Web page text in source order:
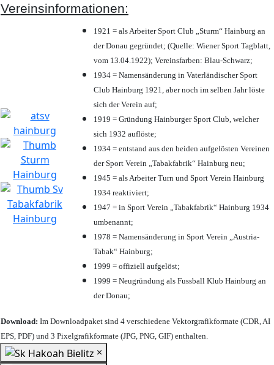
Vereinsinformationen:
1921 = als Arbeiter Sport Club „Sturm“ Hainburg an
der Donau gegründet; (Quelle: Wiener Sport Tagblatt,
vom 13.04.1922); Vereinsfarben: Blau-Schwarz;
1934 = Namensänderung in Vaterländischer Sport
Club Hainburg 1921, aber noch im selben Jahr löste
sich der Verein auf;
1919 = Gründung Hainburger Sport Club, welcher
sich 1932 auflöste;
1934 = entstand aus den beiden aufgelösten Vereinen
der Sport Verein „Tabakfabrik“ Hainburg neu;
1945 = als Arbeiter Turn und Sport Verein Hainburg
1934 reaktiviert;
1947 = in Sport Verein „Tabakfabrik“ Hainburg 1934
umbenannt;
1978 = Namensänderung in Sport Verein „Austria-
Tabak“ Hainburg;
1999 = offiziell aufgelöst;
1999 = Neugründung als Fussball Klub Hainburg an
der Donau;
Download: Im Downloadpaket sind 4 verschiedene Vektorgrafikformate (CDR, AI
EPS, PDF) und 3 Pixelgrafikformate (JPG, PNG, GIF) enthalten.
×